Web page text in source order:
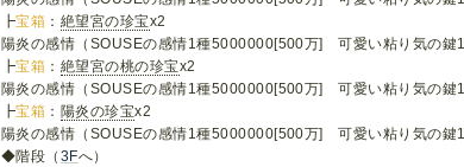
┣宝箱 ： 絶望宮の珍宝x2
陽炎の感情（SOUSEの感情1種5000000[500万] 可愛い粘り気の鍵
┣宝箱 ： 絶望宮の桃の珍宝x2
陽炎の感情（SOUSEの感情1種5000000[500万] 可愛い粘り気の鍵
┣宝箱 ： 陽炎の珍宝x2
陽炎の感情（SOUSEの感情1種5000000[500万] 可愛い粘り気の鍵
◆階段（ 3Fへ）